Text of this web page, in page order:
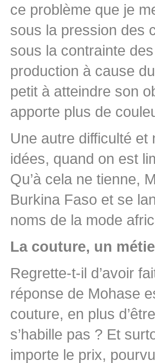
ce problème que je
sous la pression des
sous la contrainte
production à cause
petit à atteindre son
apporte plus de
Une autre difficulté et
idées, quand on est
Qu’à cela ne tienne,
Burkina Faso et se
noms de la mode
La couture, un
Regrette-t-il d’avoir
réponse de Mohase
couture, en plus
s’habille pas ? Et
importe le prix,